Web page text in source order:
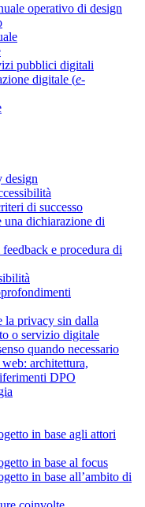
operativo di design
pubblici digitali
digitale (e-
design
di successo
una dichiarazione di
e procedura di
la privacy sin dalla
o servizio digitale
quando necessario
architettura,
DPO
in base agli attori
in base al focus
in base all’ambito di